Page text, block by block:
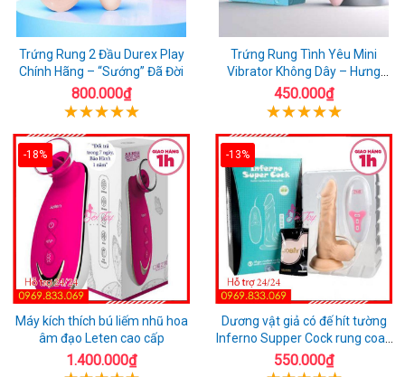
Trứng Rung 2 Đầu Durex Play
Chính Hãng – “Sướng” Đã Đời
800.000₫
Trứng Rung Tình Yêu Mini
Vibrator Không Dây – Hưng
Phấn Mọi Nơi
450.000₫
-18%
Máy kích thích bú liếm nhũ hoa
âm đạo Leten cao cấp
1.400.000₫
-13%
Dương vật giả có đế hít tường
Inferno Supper Cock rung coay
7 chế độ
550.000₫